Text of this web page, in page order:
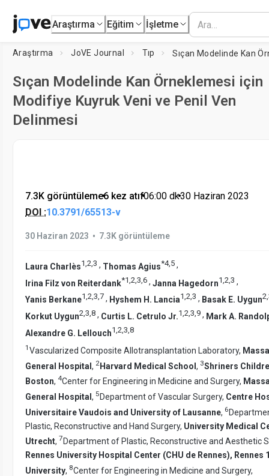
Araştırma Eğitim İşletme
Araştırma JoVE Journal Tıp
Sıçan Modelinde Kan Örneklemesi için
Modifiye Kuyruk Veni ve Penil Ven
Delinmesi
7.3K görüntüleme•6 kez atıf•06:00 dk•30 Haziran 2023
DOI :10.3791/65513-v
30 Haziran 2023 • 7.3K görüntüleme
Laura Charlès1,2,3 , Thomas Agius*4,5 ,
Irina Filz von Reiterdank*1 2 3 6 , Janna Hagedorn1 2 3 ,
Yanis Berkane1,2,3,7 , Hyshem H. Lancia1,2,3 , Basak E. Uygun2,
Korkut Uygun2 3 8 , Curtis L. Cetrulo Jr.1 2 3 9 , Mark A.
Alexandre G. Lellouch1 2 3 8
1 Vascularized Composite Allotransplantation Laboratory,
General Hospital, 2Harvard Medical School, 3Shriners
Boston, 4Center for Engineering in Medicine and Surgery,
General Hospital , 5 Department of Vascular Surgery, Centre
Universitaire Vaudois and University of Lausanne, 6
Plastic, Reconstructive and Hand Surgery, University Medical
Utrecht, 7 Department of Plastic, Reconstructive and Aesthetic
Rennes University Hospital Center (CHU de Rennes), Rennes
University, 8Center for Engineering in Medicine and Surgery,